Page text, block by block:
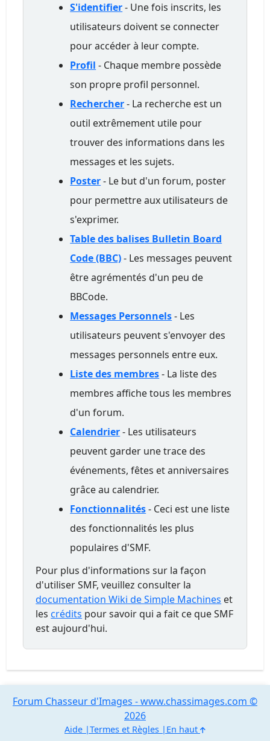
S'identifier- Une fois inscrits, les
utilisateurs doivent se connecter
pour accéder à leur compte.
Profil - Chaque membre possède
son propre profil personnel.
Rechercher- La recherche est un
outil extrêmement utile pour
trouver des informations dans les
messages et les sujets.
Poster- Le but d'un forum, poster
pour permettre aux utilisateurs de
s'exprimer.
Table des balises Bulletin Board
Code (BBC)- Les messages peuvent
être agrémentés d'un peu de
BBCode.
Messages Personnels- Les
utilisateurs peuvent s'envoyer des
messages personnels entre eux.
Liste des membres- La liste des
membres affiche tous les membres
d'un forum.
Calendrier- Les utilisateurs
peuvent garder une trace des
événements, fêtes et anniversaires
grâce au calendrier.
Fonctionnalités- Ceci est une liste
des fonctionnalités les plus
populaires d'SMF.
Pour plus d'informations sur la façon
d'utiliser SMF, veuillez consulter la
documentation Wiki de Simple Machines et
lescrédits pour savoir qui a fait ce que SMF
est aujourd'hui.
Forum Chasseur d'Images - www.chassimages.com ©
2026
Aide Termes et Règles En haut